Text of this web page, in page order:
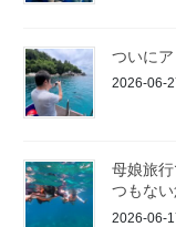
ついにア
2026-06-
母娘旅
つもない
2026-06-